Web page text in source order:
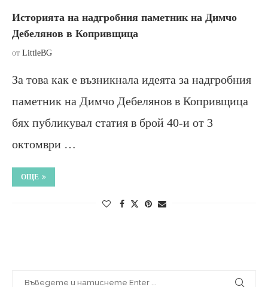
Историята на надгробния паметник на Димчо
Дебелянов в Копривщица
от LittleBG
За това как е възникнала идеята за надгробния
паметник на Димчо Дебелянов в Копривщица
бях публикувал статия в брой 40-и от 3
октомври …
ОЩЕ